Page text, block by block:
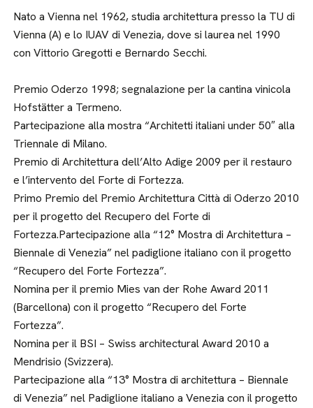
Nato a Vienna nel 1962, studia architettura presso la TU di
Vienna (A) e lo IUAV di Venezia, dove si laurea nel 1990
con Vittorio Gregotti e Bernardo Secchi.
Premio Oderzo 1998; segnalazione per la cantina vinicola
Hofstätter a Termeno.
Partecipazione alla mostra “Architetti italiani under 50″ alla
Triennale di Milano.
Premio di Architettura dell’Alto Adige 2009 per il restauro
e l’intervento del Forte di Fortezza.
Primo Premio del Premio Architettura Città di Oderzo 2010
per il progetto del Recupero del Forte di
Fortezza.Partecipazione alla “12° Mostra di Architettura –
Biennale di Venezia” nel padiglione italiano con il progetto
“Recupero del Forte Fortezza”.
Nomina per il premio Mies van der Rohe Award 2011
(Barcellona) con il progetto “Recupero del Forte
Fortezza”.
Nomina per il BSI – Swiss architectural Award 2010 a
Mendrisio (Svizzera).
Partecipazione alla “13° Mostra di architettura – Biennale
di Venezia” nel Padiglione italiano a Venezia con il progetto